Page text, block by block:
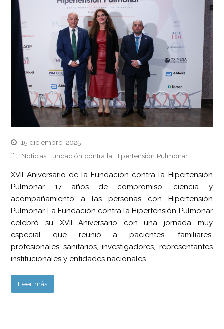
15 diciembre, 2025
Noticias Fundación contra la Hipertensión Pulmonar
XVII Aniversario de la Fundación contra la Hipertensión
Pulmonar 17 años de compromiso, ciencia y
acompañamiento a las personas con Hipertensión
Pulmonar La Fundación contra la Hipertensión Pulmonar
celebró su XVII Aniversario con una jornada muy
especial que reunió a pacientes, familiares,
profesionales sanitarios, investigadores, representantes
institucionales y entidades nacionales…
Leer más